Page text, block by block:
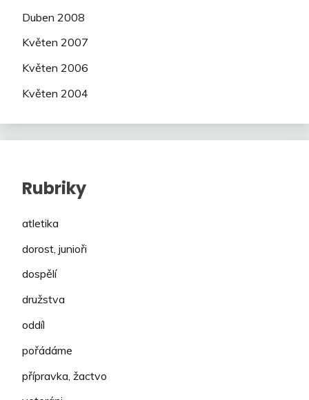
Duben 2008
Květen 2007
Květen 2006
Květen 2004
Rubriky
atletika
dorost, junioři
dospělí
družstva
oddíl
pořádáme
přípravka, žactvo